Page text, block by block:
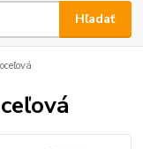
Hľadať